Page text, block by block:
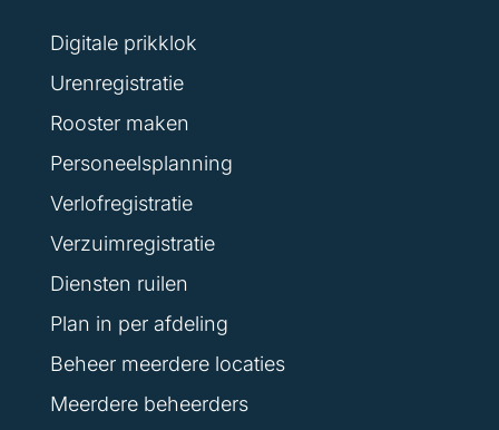
Digitale prikklok
Urenregistratie
Rooster maken
Personeelsplanning
Verlofregistratie
Verzuimregistratie
Diensten ruilen
Plan in per afdeling
Beheer meerdere locaties
Meerdere beheerders